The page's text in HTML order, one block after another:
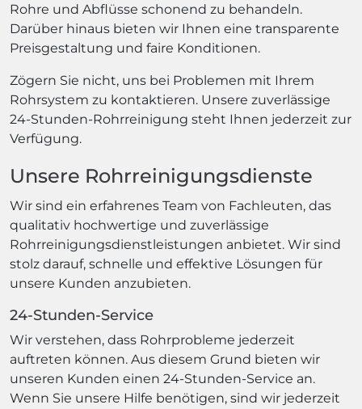
Rohre und Abflüsse schonend zu behandeln.
Darüber hinaus bieten wir Ihnen eine transparente
Preisgestaltung und faire Konditionen.
Zögern Sie nicht, uns bei Problemen mit Ihrem
Rohrsystem zu kontaktieren. Unsere zuverlässige
24-Stunden-Rohrreinigung steht Ihnen jederzeit zur
Verfügung.
Unsere Rohrreinigungsdienste
Wir sind ein erfahrenes Team von Fachleuten, das
qualitativ hochwertige und zuverlässige
Rohrreinigungsdienstleistungen anbietet. Wir sind
stolz darauf, schnelle und effektive Lösungen für
unsere Kunden anzubieten.
24-Stunden-Service
Wir verstehen, dass Rohrprobleme jederzeit
auftreten können. Aus diesem Grund bieten wir
unseren Kunden einen 24-Stunden-Service an.
Wenn Sie unsere Hilfe benötigen, sind wir jederzeit